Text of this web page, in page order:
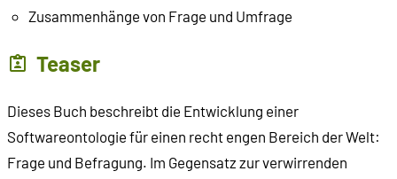
Zusammenhänge von Frage und Umfrage
Teaser
Dieses Buch beschreibt die Entwicklung einer
Softwareontologie für einen recht engen Bereich der Welt:
Frage und Befragung. Im Gegensatz zur verwirrenden